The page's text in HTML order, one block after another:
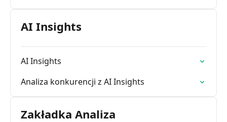
AI Insights
AI Insights
Analiza konkurencji z AI Insights
Zakładka Analiza